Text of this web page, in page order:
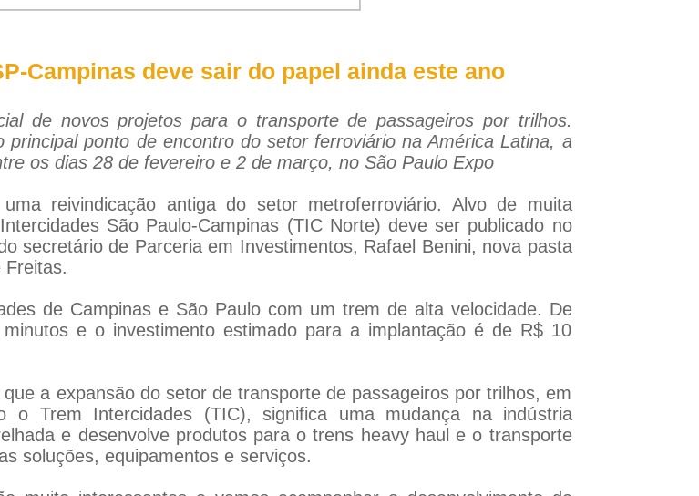
Campinas deve sair do papel ainda este ano
de novos projetos para o transporte de passageiros por trilhos.
ponto de encontro do setor ferroviário na América Latina, a
os dias 28 de fevereiro e 2 de março, no São Paulo Expo
reivindicação antiga do setor metroferroviário. Alvo de muita
São Paulo-Campinas (TIC Norte) deve ser publicado no
secretário de Parceria em Investimentos, Rafael Benini, nova pasta
Freitas.
de Campinas e São Paulo com um trem de alta velocidade. De
e o investimento estimado para a implantação é de R$ 10
a expansão do setor de transporte de passageiros por trilhos, em
o Trem Intercidades (TIC), significa uma mudança na indústria
e desenvolve produtos para o trens heavy haul e o transporte
soluções, equipamentos e serviços.